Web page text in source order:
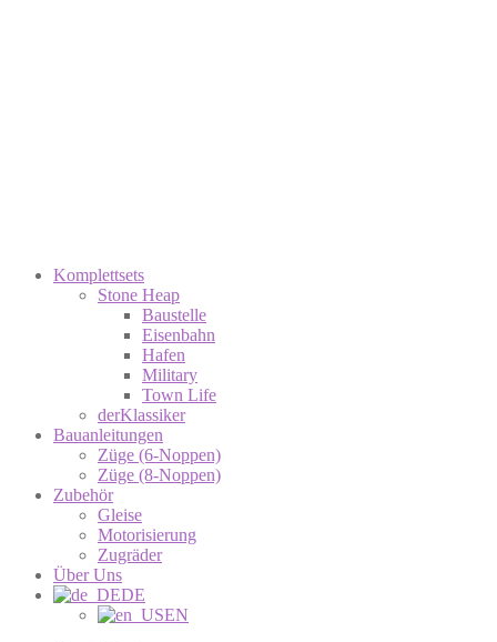
Komplettsets
Stone Heap
Baustelle
Eisenbahn
Hafen
Military
Town Life
derKlassiker
Bauanleitungen
Züge (6-Noppen)
Züge (8-Noppen)
Zubehör
Gleise
Motorisierung
Zugräder
Über Uns
DE
EN